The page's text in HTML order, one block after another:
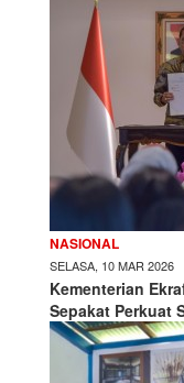
NASIONAL
SELASA, 10 MAR 2026
Kementerian
Sepakat Perkuat